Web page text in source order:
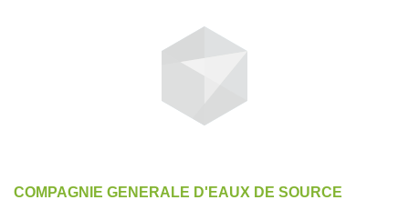
COMPAGNIE GENERALE D'EAUX DE SOURCE